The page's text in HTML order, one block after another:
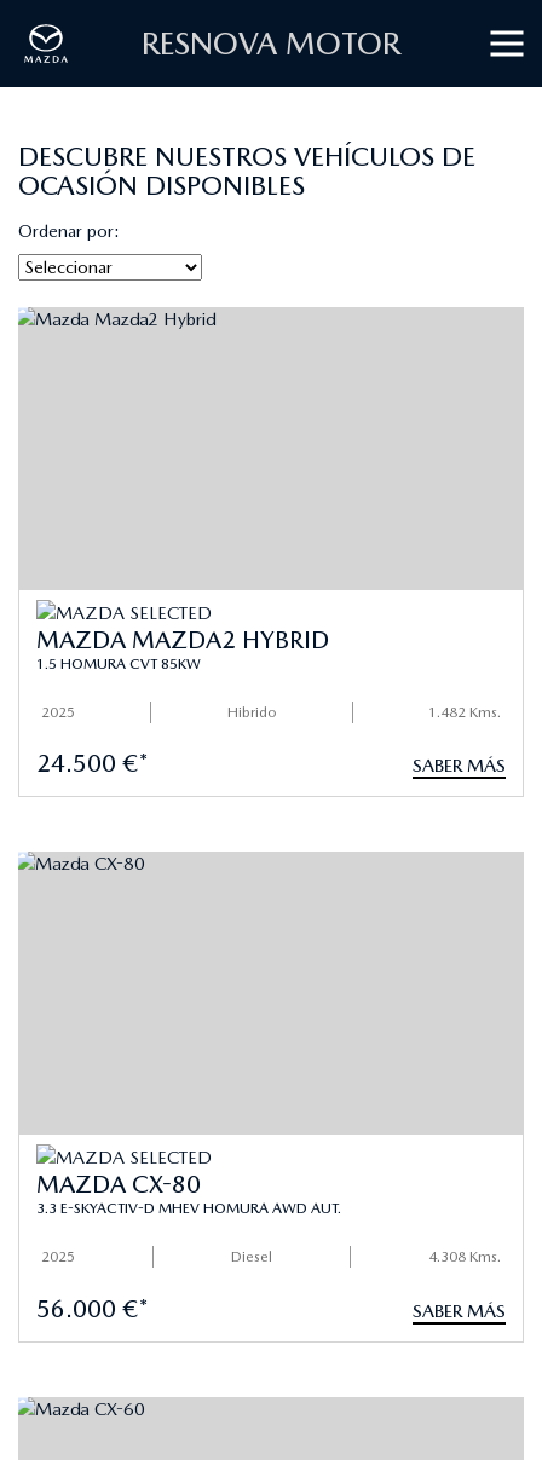
RESNOVA MOTOR
DESCUBRE NUESTROS VEHÍCULOS DE
OCASIÓN DISPONIBLES
Ordenar por:
MAZDA MAZDA2 HYBRID
1.5 HOMURA CVT 85KW
2025 Hibrido 1.482 Kms.
24.500 €* SABER MÁS
MAZDA CX-80
3.3 E-SKYACTIV-D MHEV HOMURA AWD AUT.
2025 Diesel 4.308 Kms.
56.000 €* SABER MÁS